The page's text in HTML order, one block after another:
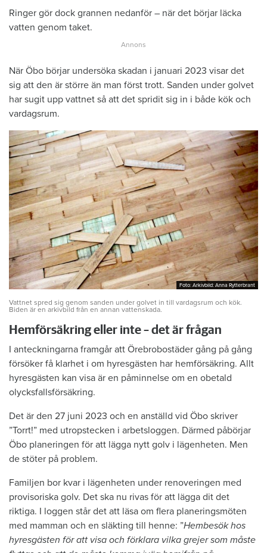
Ringer gör dock grannen nedanför – när det börjar läcka
vatten genom taket.
När Öbo börjar undersöka skadan i januari 2023 visar det
sig att den är större än man först trott. Sanden under golvet
har sugit upp vattnet så att det spridit sig in i både kök och
vardagsrum.
Foto: Arkivbild: Anna Rytterbrant
Foto: Arkivbild: Anna Rytterbrant
Vattnet spred sig genom sanden under golvet in till vardagsrum och kök.
Biden är en arkivbild från en annan vattenskada.
Hemförsäkring eller inte – det är frågan
I anteckningarna framgår att Örebrobostäder gång på gång
försöker få klarhet i om hyresgästen har hemförsäkring. Allt
hyresgästen kan visa är en påminnelse om en obetald
olycksfallsförsäkring.
Det är den 27 juni 2023 och en anställd vid Öbo skriver
”Torrt!” med utropstecken i arbetsloggen. Därmed påbörjar
Öbo planeringen för att lägga nytt golv i lägenheten. Men
de stöter på problem.
Familjen bor kvar i lägenheten under renoveringen med
provisoriska golv. Det ska nu rivas för att lägga dit det
riktiga. I loggen står det att läsa om flera planeringsmöten
med mamman och en släkting till henne: ”Hembesök hos
hyresgästen för att visa och förklara vilka grejer som måste